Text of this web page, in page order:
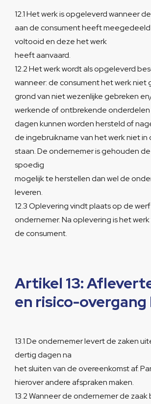
12.1 Het werk is opgeleverd wanneer
aan de consument heeft
voltooid en deze het werk
heeft aanvaard.
12.2 Het werk wordt als opgeleverd
wanneer: de consument het werk niet
grond van niet wezenlijke gebreken
werkende of ontbrekende
dagen kunnen worden hersteld of
de ingebruikname van het werk niet in
staan. De ondernemer is gehouden
spoedig
mogelijk te herstellen dan wel de
leveren.
12.3 Oplevering vindt plaats op de
ondernemer. Na oplevering is het werk
de consument.
Artikel 13:
en risico-overgang
13.1 De ondernemer levert de zaken
dertig dagen na
het sluiten van de overeenkomst af.
hierover andere afspraken maken.
13.2 Wanneer de ondernemer de zaak